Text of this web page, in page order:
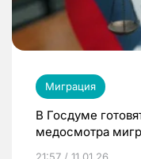
Миграция
В Госдуме
медосмотра